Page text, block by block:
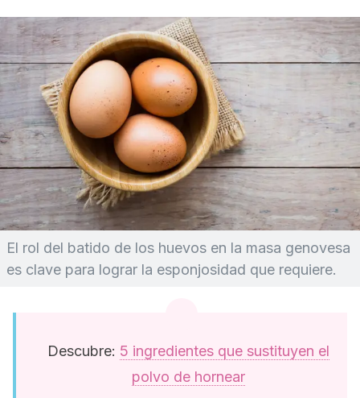
El rol del batido de los huevos en la masa genovesa
es clave para lograr la esponjosidad que requiere.
Descubre: 5 ingredientes que sustituyen el
polvo de hornear